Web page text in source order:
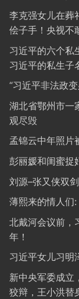
李克强女儿在葬
侩子手！央视不
习近平的六个私
习近平的私生子
“习近平非法政
湖北省鄂州市一
观尽毁
孟锦云中年照片
彭丽媛和闺蜜捉
刘源–张又侠双
薄熙来的情人们
北戴河会议前，
年！
习近平女儿习明
新中央军委成立
狡辩，王小洪替